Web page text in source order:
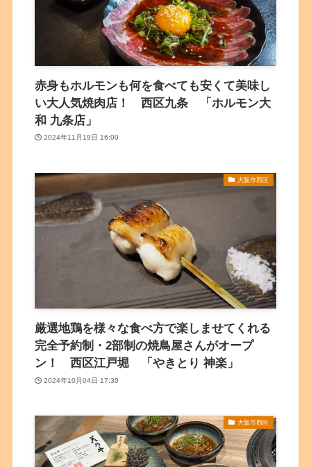
赤身もホルモンも何を食べても安くて美味し
い大人気焼肉店！ 西区九条 「ホルモン大
和 九条店」
2024年11月19日 16:00
大阪市西区
厳選地鶏を様々な食べ方で楽しませてくれる
完全予約制・2部制の焼鳥屋さんがオープ
ン！ 西区江戸堀 「やきとり 神楽」
2024年10月04日 17:30
大阪市西区